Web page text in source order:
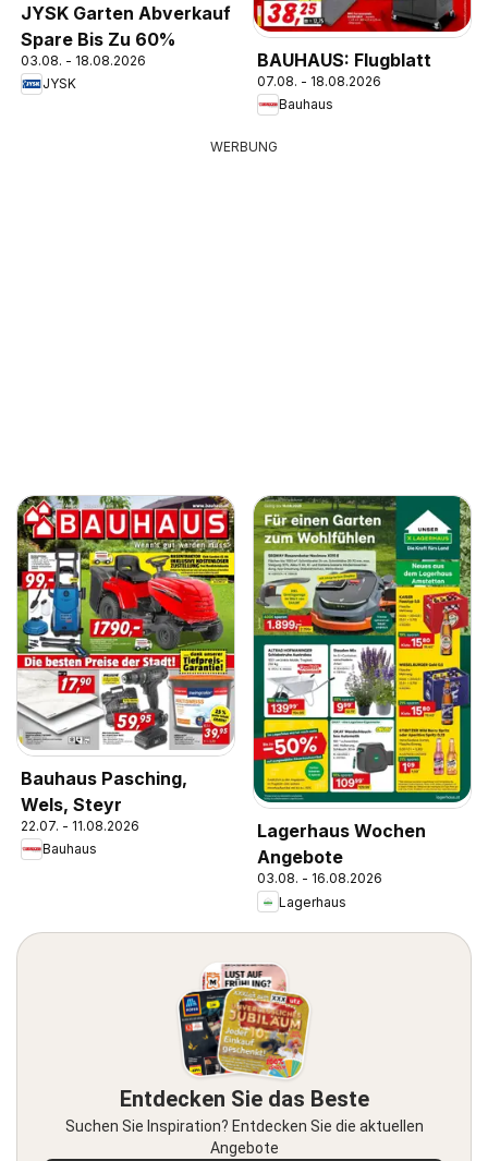
JYSK Garten Abverkauf
Spare Bis Zu 60%
03.08. - 18.08.2026
JYSK
BAUHAUS: Flugblatt
07.08. - 18.08.2026
Bauhaus
WERBUNG
Bauhaus Pasching,
Wels, Steyr
22.07. - 11.08.2026
Bauhaus
Lagerhaus Wochen
Angebote
03.08. - 16.08.2026
Lagerhaus
Entdecken Sie das Beste
Suchen Sie Inspiration? Entdecken Sie die aktuellen
Angebote